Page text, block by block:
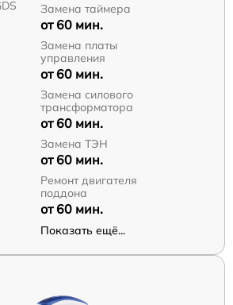
Замена таймера
от 60 мин.
Замена платы
управления
от 60 мин.
Замена силового
трансформатора
от 60 мин.
Замена ТЭН
от 60 мин.
Ремонт двигателя
поддона
от 60 мин.
Показать ещё...